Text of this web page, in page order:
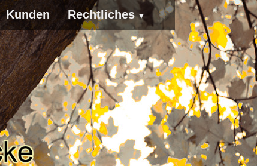
Kunden Rechtliches